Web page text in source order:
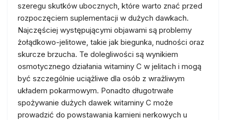
szeregu skutków ubocznych, które warto znać przed
rozpoczęciem suplementacji w dużych dawkach.
Najczęściej występującymi objawami są problemy
żołądkowo-jelitowe, takie jak biegunka, nudności oraz
skurcze brzucha. Te dolegliwości są wynikiem
osmotycznego działania witaminy C w jelitach i mogą
być szczególnie uciążliwe dla osób z wrażliwym
układem pokarmowym. Ponadto długotrwałe
spożywanie dużych dawek witaminy C może
prowadzić do powstawania kamieni nerkowych u